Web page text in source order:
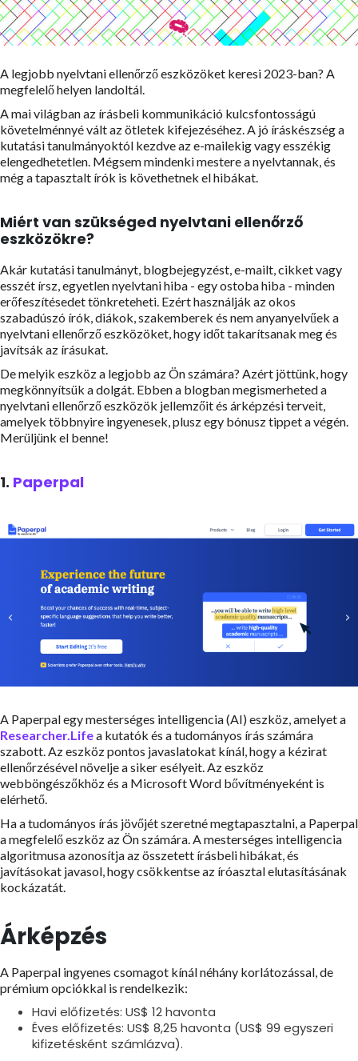
A legjobb nyelvtani ellenőrző eszközöket keresi 2023-ban? A
megfelelő helyen landoltál.
A mai világban az írásbeli kommunikáció kulcsfontosságú
követelménnyé vált az ötletek kifejezéséhez. A jó íráskészség a
kutatási tanulmányoktól kezdve az e-mailekig vagy esszékig
elengedhetetlen. Mégsem mindenki mestere a nyelvtannak, és
még a tapasztalt írók is követhetnek el hibákat.
Miért van szükséged nyelvtani ellenőrző
eszközökre?
Akár kutatási tanulmányt, blogbejegyzést, e-mailt, cikket vagy
esszét írsz, egyetlen nyelvtani hiba - egy ostoba hiba - minden
erőfeszítésedet tönkreteheti. Ezért használják az okos
szabadúszó írók, diákok, szakemberek és nem anyanyelvűek a
nyelvtani ellenőrző eszközöket, hogy időt takarítsanak meg és
javítsák az írásukat.
De melyik eszköz a legjobb az Ön számára? Azért jöttünk, hogy
megkönnyítsük a dolgát. Ebben a blogban megismerheted a
nyelvtani ellenőrző eszközök jellemzőit és árképzési terveit,
amelyek többnyire ingyenesek, plusz egy bónusz tippet a végén.
Merüljünk el benne!
1. Paperpal
A Paperpal egy mesterséges intelligencia (AI) eszköz, amelyet a
Researcher.Lifea kutatók és a tudományos írás számára
szabott. Az eszköz pontos javaslatokat kínál, hogy a kézirat
ellenőrzésével növelje a siker esélyeit. Az eszköz
webböngészőkhöz és a Microsoft Word bővítményeként is
elérhető.
Ha a tudományos írás jövőjét szeretné megtapasztalni, a Paperpal
a megfelelő eszköz az Ön számára. A mesterséges intelligencia
algoritmusa azonosítja az összetett írásbeli hibákat, és
javításokat javasol, hogy csökkentse az íróasztal elutasításának
kockázatát.
Árképzés
A Paperpal ingyenes csomagot kínál néhány korlátozással, de
prémium opciókkal is rendelkezik:
Havi előfizetés: US$ 12 havonta
Éves előfizetés: US$ 8,25 havonta (US$ 99 egyszeri
kifizetésként számlázva).